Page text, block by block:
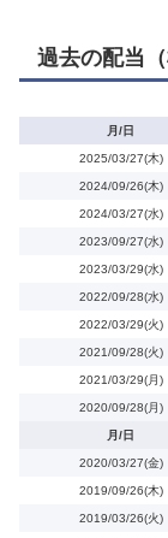
過去の配当（
月/日
2025/03/27(木)
2024/09/26(木)
2024/03/27(水)
2023/09/27(水)
2023/03/29(水)
2022/09/28(水)
2022/03/29(火)
2021/09/28(火)
2021/03/29(月)
2020/09/28(月)
月/日
2020/03/27(金)
2019/09/26(木)
2019/03/26(火)